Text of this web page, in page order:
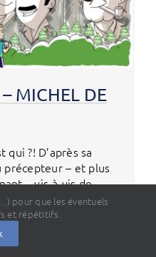
MICHEL DE
?! D’après sa
– et plus
– vis-à-vis de
bien [...]
pour que les éventuels
et répétitifs.